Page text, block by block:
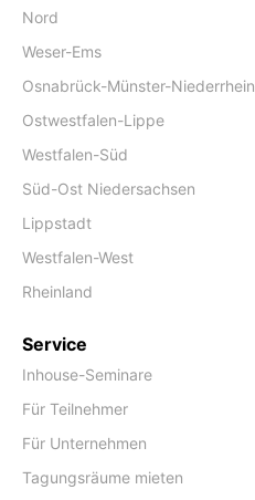
Nord
Weser-Ems
Osnabrück-Münster-Niederrhein
Ostwestfalen-Lippe
Westfalen-Süd
Süd-Ost Niedersachsen
Lippstadt
Westfalen-West
Rheinland
Service
Inhouse-Seminare
Für Teilnehmer
Für Unternehmen
Tagungsräume mieten